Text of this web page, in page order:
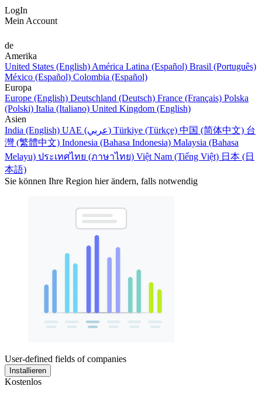
LogIn
Mein Account
de
Amerika
United States (English) América Latina (Español) Brasil (Português)
México (Español) Colombia (Español)
Europa
Europe (English) Deutschland (Deutsch) France (Français) Polska
(Polski) Italia (Italiano) United Kingdom (English)
Asien
India (English)
UAE (عربي) Türkiye (Türkçe) 中国 (简体中文) 台
灣 (繁體中文) Indonesia (Bahasa Indonesia) Malaysia (Bahasa
Melayu) ประเทศไทย (ภาษาไทย) Việt Nam (Tiếng Việt) 日本 (日
本語)
Sie können Ihre Region hier ändern, falls notwendig
User-defined fields of companies
Installieren
Kostenlos